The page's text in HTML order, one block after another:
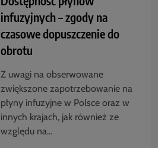
infuzyjnych – zgody na
czasowe dopuszczenie do
obrotu
Z uwagi na obserwowane
zwiększone zapotrzebowanie na
płyny infuzyjne w Polsce oraz w
innych krajach, jak również ze
względu na…